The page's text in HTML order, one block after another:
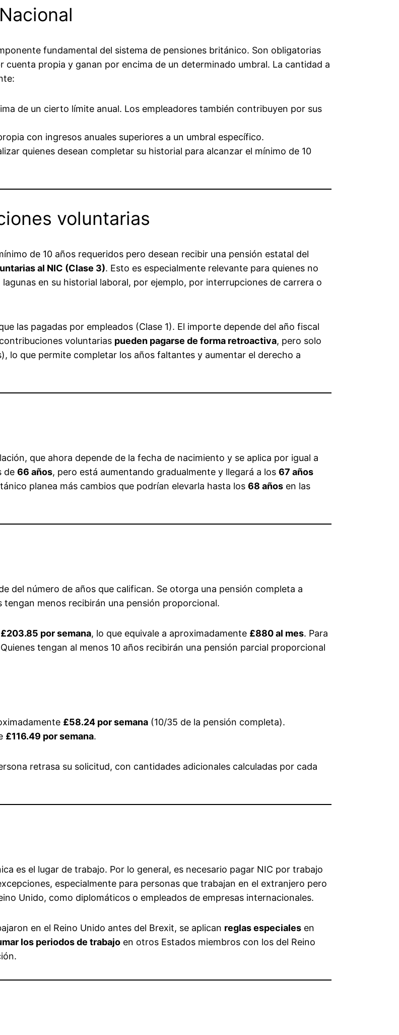
fundamental del sistema de pensiones británico. Son obligatorias
propia y ganan por encima de un determinado umbral. La cantidad a
de un cierto límite anual. Los empleadores también contribuyen por sus
con ingresos anuales superiores a un umbral específico.
quienes desean completar su historial para alcanzar el mínimo de 10
voluntarias
de 10 años requeridos pero desean recibir una pensión estatal del
al NIC (Clase 3). Esto es especialmente relevante para quienes no
en su historial laboral, por ejemplo, por interrupciones de carrera o
las pagadas por empleados (Clase 1). El importe depende del año fiscal
voluntarias pueden pagarse de forma retroactiva, pero solo
lo que permite completar los años faltantes y aumentar el derecho a
que ahora depende de la fecha de nacimiento y se aplica por igual a
de 66 años, pero está aumentando gradualmente y llegará a los 67 años
planea más cambios que podrían elevarla hasta los 68 años en las
del número de años que califican. Se otorga una pensión completa a
tengan menos recibirán una pensión proporcional.
£203.85 por semana, lo que equivale a aproximadamente £880 al mes. Para
tengan al menos 10 años recibirán una pensión parcial proporcional
£58.24 por semana (10/35 de la pensión completa).
£116.49 por semana.
retrasa su solicitud, con cantidades adicionales calculadas por cada
es el lugar de trabajo. Por lo general, es necesario pagar NIC por trabajo
especialmente para personas que trabajan en el extranjero pero
Unido, como diplomáticos o empleados de empresas internacionales.
en el Reino Unido antes del Brexit, se aplican reglas especiales en
los periodos de trabajo en otros Estados miembros con los del Reino